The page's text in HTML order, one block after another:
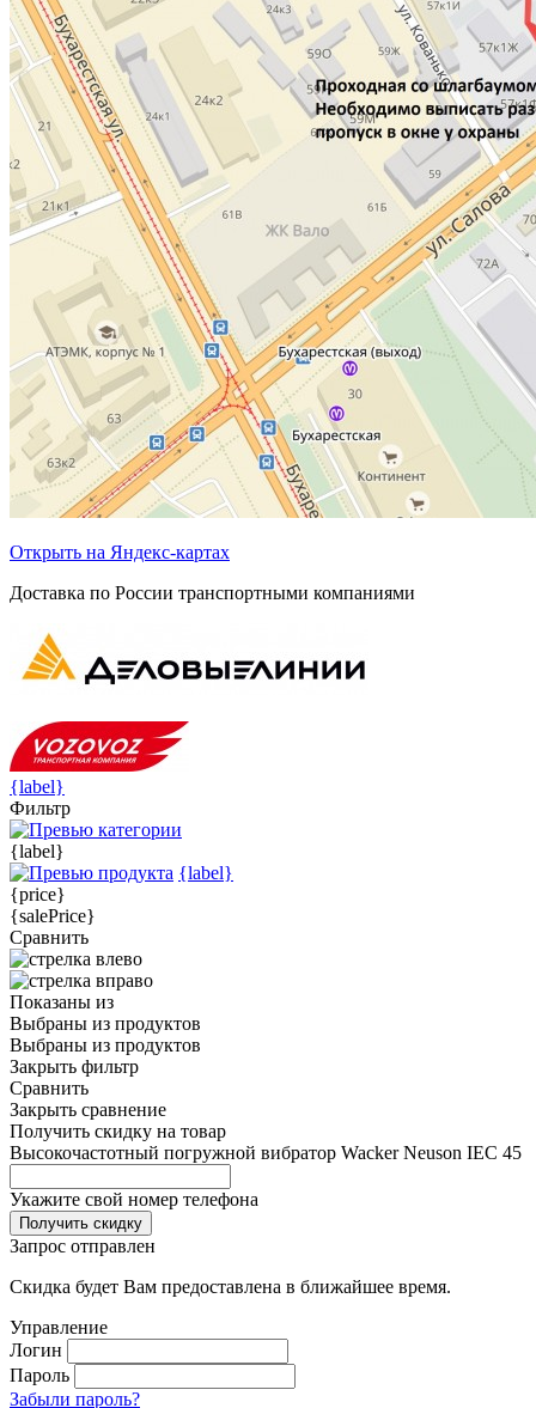
Открыть на Яндекс-картах
Доставка по России транспортными компаниями
{label}
Фильтр
{label}
{label}
{price}
{salePrice}
Сравнить
Показаны из
Выбраны из продуктов
Выбраны из продуктов
Закрыть фильтр
Сравнить
Закрыть сравнение
Получить скидку на товар
Высокочастотный погружной вибратор Wacker Neuson IEC 45
Укажите свой номер телефона
Получить скидку
Запрос отправлен
Скидка будет Вам предоставлена в ближайшее время.
Управление
Логин
Пароль
Забыли пароль?